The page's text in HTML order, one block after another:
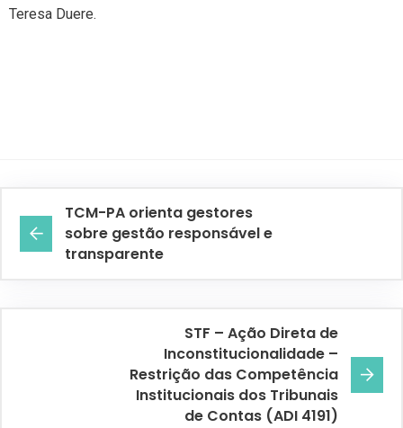
Teresa Duere.
TCM-PA orienta gestores
sobre gestão responsável e
transparente
STF – Ação Direta de
Inconstitucionalidade –
Restrição das Competência
Institucionais dos Tribunais
de Contas (ADI 4191)